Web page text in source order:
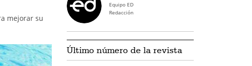
mejorar su
Equipo ED
Redacción
Último número de la revista